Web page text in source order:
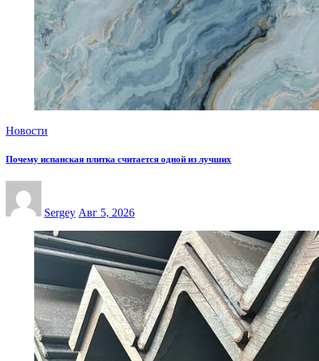
Новости
Почему испанская плитка считается одной из лучших
Sergey Авг 5, 2026